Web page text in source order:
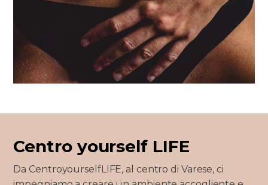
Centro yourself LIFE
Da CentroyourselfLIFE, al centro di Varese, ci